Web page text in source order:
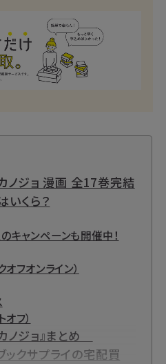
ノジョ 漫画 全17巻完結
いくら？
キャンペーンも開催中！
オフオンライン）
フ）
ノジョ』まとめ
クサプライの宅配買